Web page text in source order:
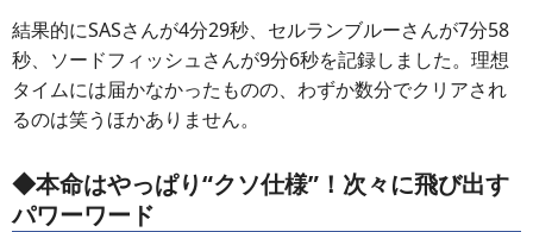
結果的にSASさんが4分29秒、セルランブルーさんが7分58
秒、ソードフィッシュさんが9分6秒を記録しました。理想
タイムには届かなかったものの、わずか数分でクリアされ
るのは笑うほかありません。
◆本命はやっぱり“クソ仕様”！次々に飛び出す
パワーワード